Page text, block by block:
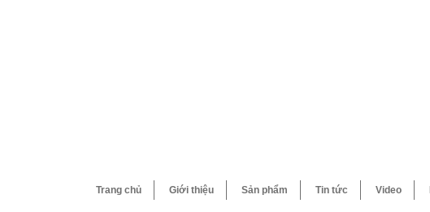
Trang chủ Giới thiệu Sản phẩm Tin tức Video